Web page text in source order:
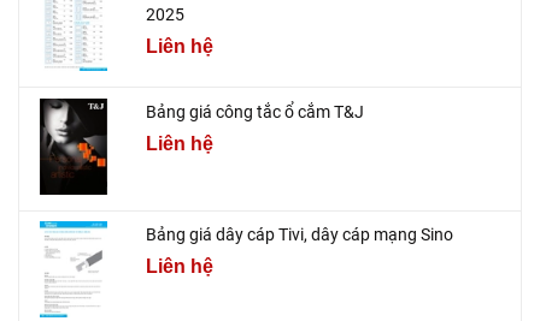
2025
Liên hệ
Bảng giá công tắc ổ cắm T&J
Liên hệ
Bảng giá dây cáp Tivi, dây cáp mạng Sino
Liên hệ